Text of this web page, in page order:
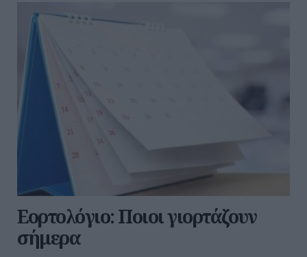
Εορτολόγιο: Ποιοι γιορτάζουν
σήμερα